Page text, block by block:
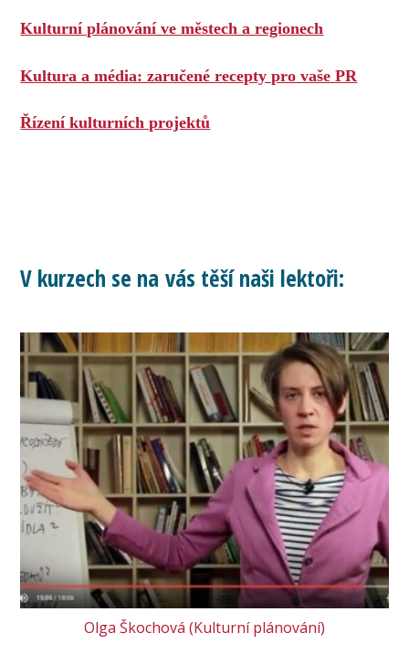
Kulturní plánování ve městech a regionech
Kultura a média: zaručené recepty pro vaše PR
Řízení kulturních projektů
V kurzech se na vás těší naši lektoři:
Olga Škochová (Kulturní plánování)